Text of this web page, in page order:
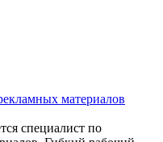
материалов
специалист по